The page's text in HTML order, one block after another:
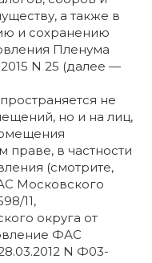
а также в
и сохранению
Пленума
N 25 (далее —
не
но и на лиц,
в частности
(смотрите,
Московского
11,
округа от
ФАС
N Ф03-